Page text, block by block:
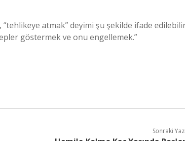
“tehlikeye atmak” deyimi şu şekilde ifade
göstermek ve onu engellemek.”
Sonraki Yazı